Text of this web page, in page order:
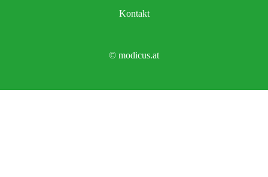
Kontakt
© modicus.at